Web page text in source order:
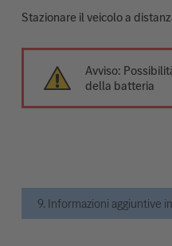
Stazionare il veicolo a
Avviso:
della batteria
9. Informazioni aggiuntive